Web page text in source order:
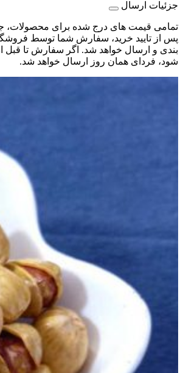
جزئیات ارسال
تمامی قیمت های درج شده برای محصولات،
پس از تایید خرید، سفارش شما توسط
شود، فردای همان روز ارسال خواهد شد.